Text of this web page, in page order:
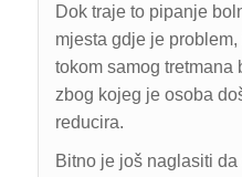
Dok traje to pipanje
mjesta gdje je
tokom samog tretmana
zbog kojeg je osoba
reducira.
Bitno je još naglasiti